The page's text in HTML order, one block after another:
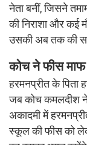
नेता बनीं, जिसने
की निराशा और कई
उसकी अब तक की
कोच ने फीस माफ
हरमनप्रीत के पिता
जब कोच कमलदीश ने
अकादमी में
स्कूल की फीस को